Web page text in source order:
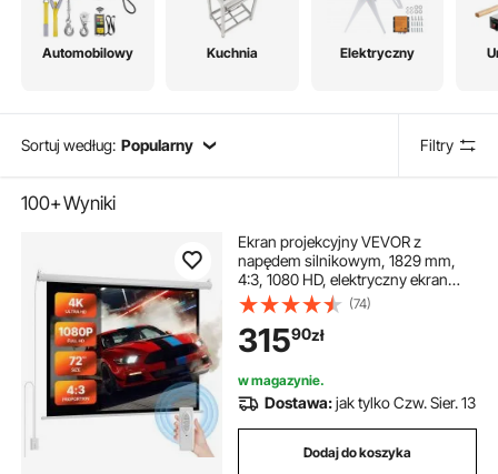
Automobilowy Kuchnia Elektryczny
Sortuj według: Popularny Filtry
100+Wyniki
Ekran projekcyjny VEVOR z
napędem silnikowym, 1829 mm,
4:3, 1080 HD, elektryczny ekran
projekcyjny, projektor ścienny z
pilotem, automatyczny ekran
filmowy do kina domowego i
biurowego
(74)
31590zł
w magazynie.
Dostawa:jak tylko Czw. Sier. 13
Dodaj do koszyka